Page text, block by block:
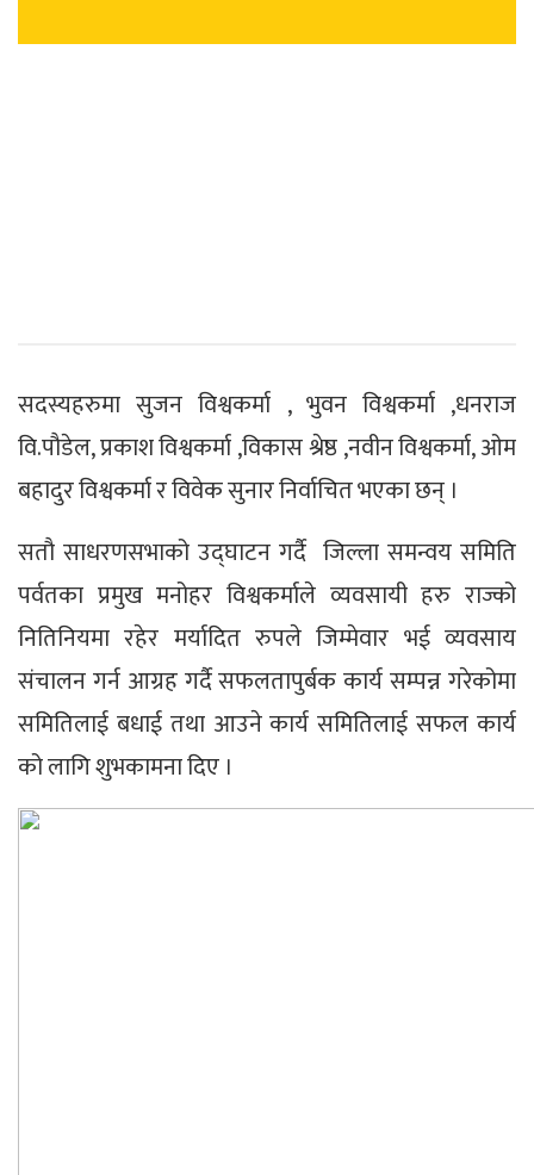
सदस्यहरुमा सुजन विश्वकर्मा , भुवन विश्वकर्मा ,धनराज
वि.पौडेल, प्रकाश विश्वकर्मा ,विकास श्रेष्ठ ,नवीन विश्वकर्मा, ओम
बहादुर विश्वकर्मा र विवेक सुनार निर्वाचित भएका छन् ।
सतौ साधरणसभाको उद्घाटन गर्दै जिल्ला समन्वय समिति
पर्वतका प्रमुख मनोहर विश्वकर्माले व्यवसायी हरु राज्को
नितिनियमा रहेर मर्यादित रुपले जिम्मेवार भई व्यवसाय
संचालन गर्न आग्रह गर्दै सफलतापुर्बक कार्य सम्पन्न गरेकोमा
समितिलाई बधाई तथा आउने कार्य समितिलाई सफल कार्य
को लागि शुभकामना दिए ।